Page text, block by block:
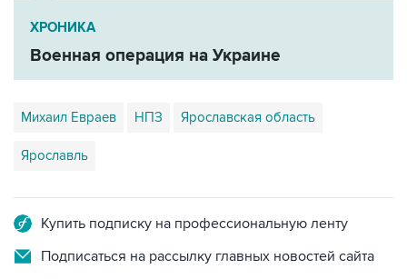
ХРОНИКА
Военная операция на Украине
Михаил Евраев НПЗ Ярославская область
Ярославль
Купить подписку на профессиональную ленту
Подписаться на рассылку главных новостей сайта